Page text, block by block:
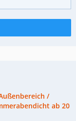
/
ab 20